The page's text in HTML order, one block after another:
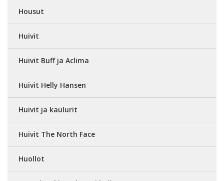
Housut
Huivit
Huivit Buff ja Aclima
Huivit Helly Hansen
Huivit ja kaulurit
Huivit The North Face
Huollot